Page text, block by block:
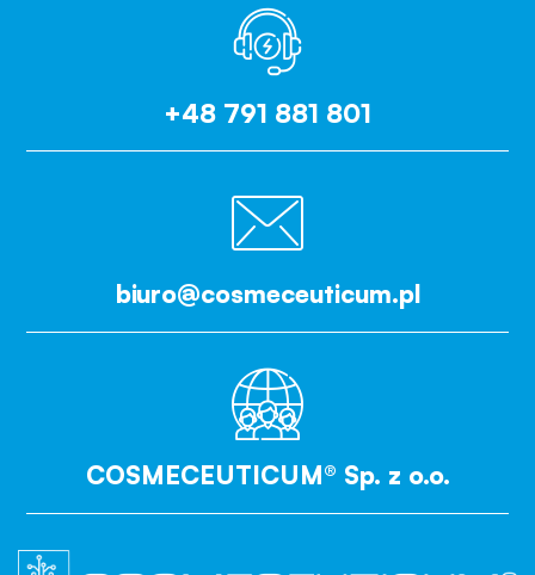
+48 791 881 801
biuro@cosmeceuticum.pl
COSMECEUTICUM® Sp. z o.o.